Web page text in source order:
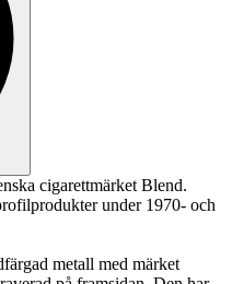
cigarettmärket Blend.
under 1970- och
metall med märket